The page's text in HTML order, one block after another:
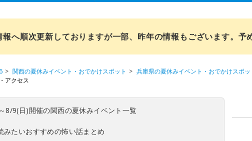
へ順次更新しておりますが一部、昨年の情報もございます。予
関西の夏休みイベント・おでかけスポット 兵庫県の夏休みイベント・おでかけスポッ
アクセス
8/9(日)開催の関西の夏休みイベント一覧
みたいおすすめの怖い話まとめ